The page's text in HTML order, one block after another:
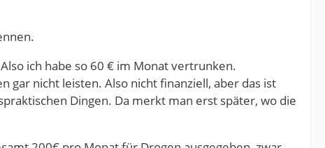
ich habe so 60 € im Monat vertrunken.
gar nicht leisten. Also nicht finanziell, aber das ist
Dingen. Da merkt man erst später, wo die